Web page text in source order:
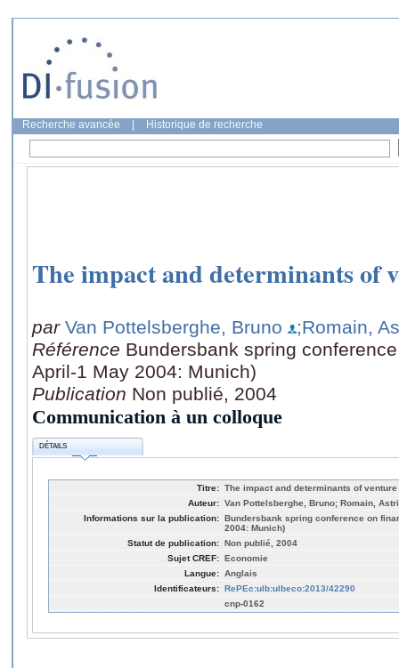
Recherche avancée Historique de recherche
The impact and determinants of
par Van Pottelsberghe, Bruno
;Romain,
Référence Bundersbank spring
April-1 May 2004: Munich)
Publication Non publié, 2004
Communication à un colloque
DÉTAILS
Titre: The impact and determinants of
Auteur: Van Pottelsberghe, Bruno; Romain,
Informations sur la publication: Bundersbank spring conference on
2004: Munich)
Statut de publication: Non publié, 2004
Sujet CREF: Economie
Langue: Anglais
Identificateurs: RePEc:ulb:ulbeco:2013/42290
cnp-0162